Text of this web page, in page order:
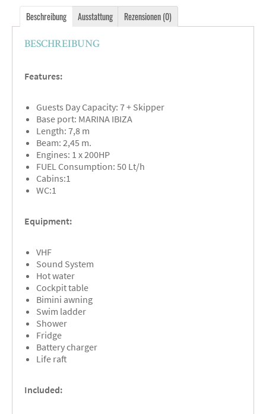
Beschreibung Ausstattung Rezensionen (0)
BESCHREIBUNG
Features:
Guests Day Capacity: 7 + Skipper
Base port: MARINA IBIZA
Length: 7,8 m
Beam: 2,45 m.
Engines: 1 x 200HP
FUEL Consumption: 50 Lt/h
Cabins:1
WC:1
Equipment:
VHF
Sound System
Hot water
Cockpit table
Bimini awning
Swim ladder
Shower
Fridge
Battery charger
Life raft
Included: